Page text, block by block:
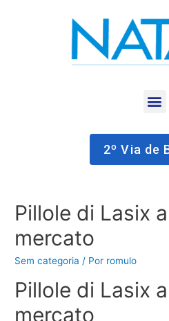
2º Via de
Pillole di Lasix
mercato
Sem categoria / Por romulo
Pillole di Lasix
mercato